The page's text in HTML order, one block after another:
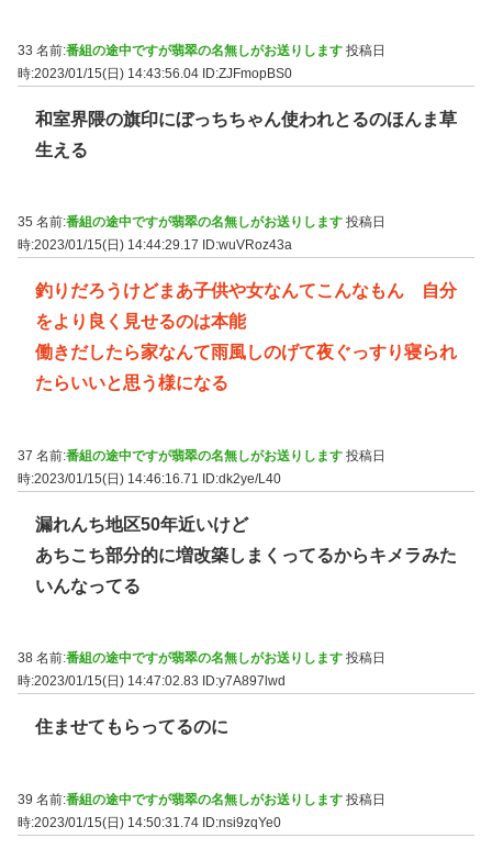
33 名前:番組の途中ですが翡翠の名無しがお送りします 投稿日
時:2023/01/15(日) 14:43:56.04 ID:ZJFmopBS0
和室界隈の旗印にぼっちちゃん使われとるのほんま草
生える
35 名前:番組の途中ですが翡翠の名無しがお送りします 投稿日
時:2023/01/15(日) 14:44:29.17
ID:wuVRoz43a
釣りだろうけどまあ子供や女なんてこんなもん 自分
をより良く見せるのは本能
働きだしたら家なんて雨風しのげて夜ぐっすり寝られ
たらいいと思う様になる
37 名前:番組の途中ですが翡翠の名無しがお送りします 投稿日
時:2023/01/15(日) 14:46:16.71 ID:dk2ye/L40
漏れんち地区50年近いけど
あちこち部分的に増改築しまくってるからキメラみた
いんなってる
38 名前:番組の途中ですが翡翠の名無しがお送りします 投稿日
時:2023/01/15(日) 14:47:02.83
ID:y7A897lwd
住ませてもらってるのに
39 名前:番組の途中ですが翡翠の名無しがお送りします 投稿日
時:2023/01/15(日) 14:50:31.74 ID:nsi9zqYe0